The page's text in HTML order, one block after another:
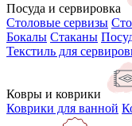
Посуда и сервировка
Столовые сервизы
Бокалы Стаканы
Текстиль для
Ковры и коврики
Коврики для ванной